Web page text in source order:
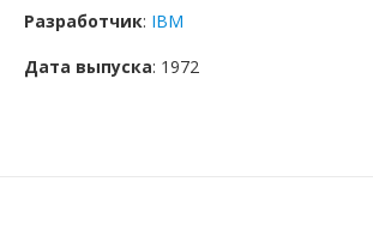
Разработчик: IBM
Дата выпуска: 1972